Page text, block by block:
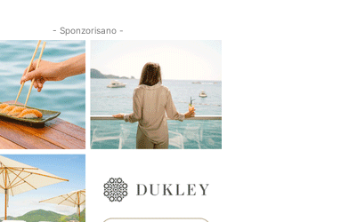
- Sponzorisano -